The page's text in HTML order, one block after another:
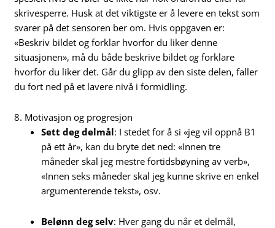
skrivesperre. Husk at det viktigste er å levere en tekst som
svarer på det sensoren ber om. Hvis oppgaven er:
«Beskriv bildet og forklar hvorfor du liker denne
situasjonen», må du både beskrive bildetogforklare
hvorfor du liker det. Går du glipp av den siste delen, faller
du fort ned på et lavere nivå i formidling.
8. Motivasjon og progresjon
Sett deg delmål: I stedet for å si «jeg vil oppnå B1
på ett år», kan du bryte det ned: «Innen tre
måneder skal jeg mestre fortidsbøyning av verb»,
«Innen seks måneder skal jeg kunne skrive en enkel
argumenterende tekst», osv.
Belønn deg selv: Hver gang du når et delmål,